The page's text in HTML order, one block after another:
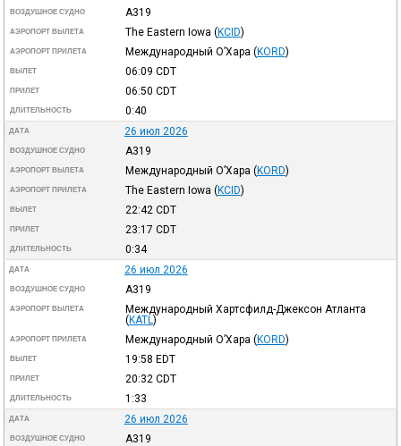
ВОЗДУШНОЕ СУДНО A319
АЭРОПОРТ ВЫЛЕТА The Eastern Iowa (KCID)
АЭРОПОРТ ПРИЛЕТА Международный О’Хара (KORD)
ВЫЛЕТ 06:09 CDT
ПРИЛЕТ 06:50 CDT
ДЛИТЕЛЬНОСТЬ 0:40
ДАТА 26 июл 2026
ВОЗДУШНОЕ СУДНО A319
АЭРОПОРТ ВЫЛЕТА Международный О’Хара (KORD)
АЭРОПОРТ ПРИЛЕТА The Eastern Iowa (KCID)
ВЫЛЕТ 22:42 CDT
ПРИЛЕТ 23:17 CDT
ДЛИТЕЛЬНОСТЬ 0:34
ДАТА 26 июл 2026
ВОЗДУШНОЕ СУДНО A319
АЭРОПОРТ ВЫЛЕТА
Международный Хартсфилд-Джексон Атланта
(KATL )
АЭРОПОРТ ПРИЛЕТА Международный О’Хара (KORD)
ВЫЛЕТ 19:58 EDT
ПРИЛЕТ 20:32 CDT
ДЛИТЕЛЬНОСТЬ 1:33
ДАТА 26 июл 2026
ВОЗДУШНОЕ СУДНО A319